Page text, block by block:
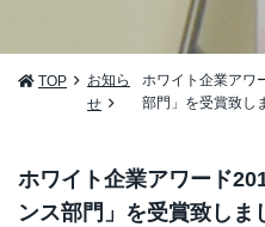
TOP
お知ら
せ
ホワイト企業アワ
部門」を受賞致し
ホワイト企業アワード
ンス部門」を受賞致しま